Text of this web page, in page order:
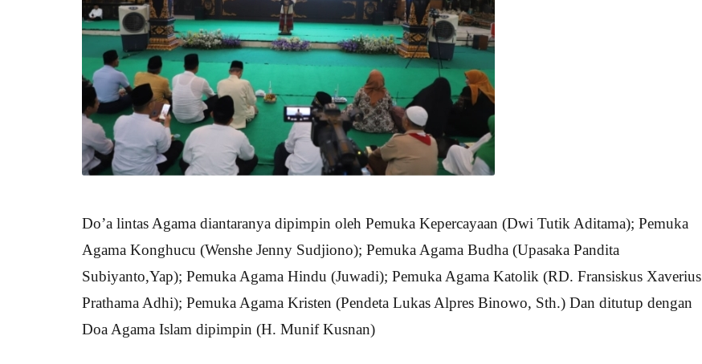
Do’a lintas Agama diantaranya dipimpin oleh Pemuka Kepercayaan (Dwi Tutik Aditama); Pemuka
Agama Konghucu (Wenshe Jenny Sudjiono); Pemuka Agama Budha (Upasaka Pandita
Subiyanto,Yap); Pemuka Agama Hindu (Juwadi); Pemuka Agama Katolik (RD. Fransiskus Xaverius
Prathama Adhi); Pemuka Agama Kristen (Pendeta Lukas Alpres Binowo, Sth.) Dan ditutup dengan
Doa Agama Islam dipimpin (H. Munif Kusnan)